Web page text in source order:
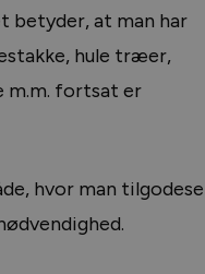
betyder, at man har
hule træer,
m.m. fortsat er
hvor man